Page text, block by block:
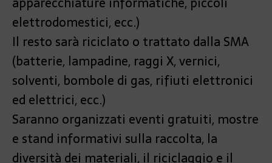
elettrodomestici, ecc.)
Il resto sarà riciclato o trattato dalla SMA
(batterie, lampadine, raggi X, vernici,
solventi, bombole di gas, rifiuti elettronici
ed elettrici, ecc.)
Saranno organizzati eventi gratuiti, mostre
e stand informativi sulla raccolta, la
diversità dei materiali, il riciclaggio e il